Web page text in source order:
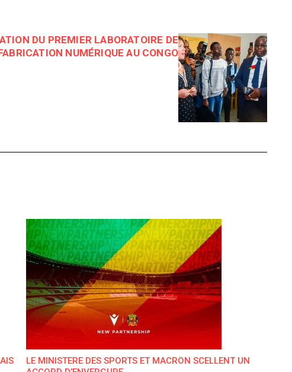
DU PREMIER LABORATOIRE DE
NUMÉRIQUE AU CONGO
LE MINISTERE DES SPORTS ET MACRON SCELLENT UN